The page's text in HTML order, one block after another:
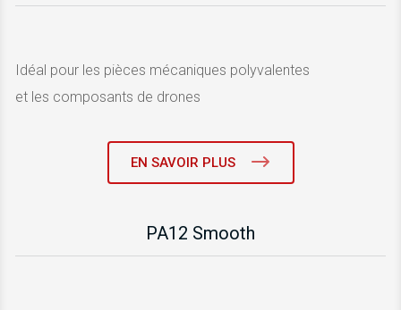
Idéal pour les pièces mécaniques polyvalentes
et les composants de drones
EN SAVOIR PLUS
PA12 Smooth